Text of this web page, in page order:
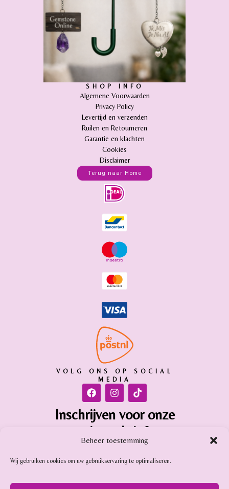
Beheer toestemming
Wij gebruiken cookies om uw gebruikservaring te optimaliseren.
SHOP INFO
Algemene Voorwaarden
Privacy Policy
Levertijd en verzenden
Ruilen en Retourneren
Garantie en klachten
Cookies
Disclaimer
Terug naar Home
VOLG ONS OP SOCIAL
MEDIA
Inschrijven voor onze
nieuwsbrief